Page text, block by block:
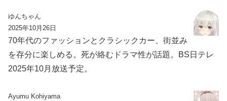
ゆんちゃん
2025年10月26日
70年代のファッションとクラシックカー、街並み
を存分に楽しめる。死が絡むドラマ性が話題。BS日テレ
2025年10月放送予定。
Ayumu Kohiyama